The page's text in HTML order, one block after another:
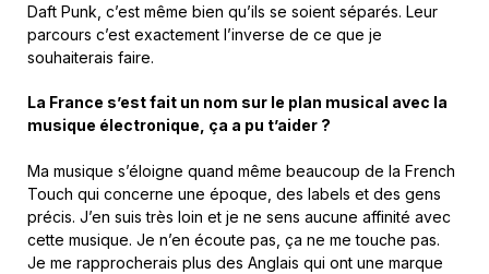
Daft Punk, c’est même bien qu’ils se soient séparés. Leur
parcours c’est exactement l’inverse de ce que je
souhaiterais faire.
La France s’est fait un nom sur le plan musical avec la
musique électronique, ça a pu t’aider ?
Ma musique s’éloigne quand même beaucoup de la French
Touch qui concerne une époque, des labels et des gens
précis. J’en suis très loin et je ne sens aucune affinité avec
cette musique. Je n’en écoute pas, ça ne me touche pas.
Je me rapprocherais plus des Anglais qui ont une marque